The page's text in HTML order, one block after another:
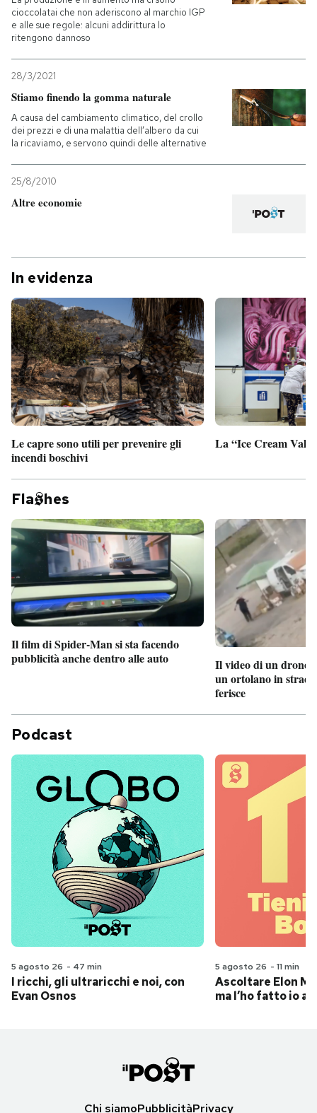
cioccolatai che non aderiscono al marchio IGP
e alle sue regole: alcuni addirittura lo
ritengono dannoso
28/3/2021
Stiamo finendo la gomma naturale
A causa del cambiamento climatico, del crollo
dei prezzi e di una malattia dell’albero da cui
la ricaviamo, e servono quindi delle alternative
25/8/2010
Altre economie
In evidenza
Le capre sono utili per prevenire gli
incendi boschivi
La “Ice Cream
Fla hes
Il film di Spider-Man si sta facendo
pubblicità anche dentro alle auto
Il video di un drone
un ortolano in
ferisce
Podcast
5 agosto 26 - 47 min
I ricchi, gli ultraricchi e noi, con
Evan Osnos
5 agosto 26 - 11 min
Ascoltare Elon
ma l’ho fatto io
Chi siamoPubblicitàPrivacy